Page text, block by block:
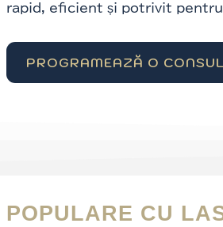
rapid, eficient și potrivit
PROGRAMEAZĂ O
POPULARE CU